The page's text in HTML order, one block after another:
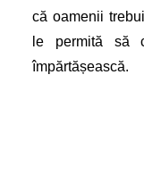
că oamenii
le permită să
împărtășească.